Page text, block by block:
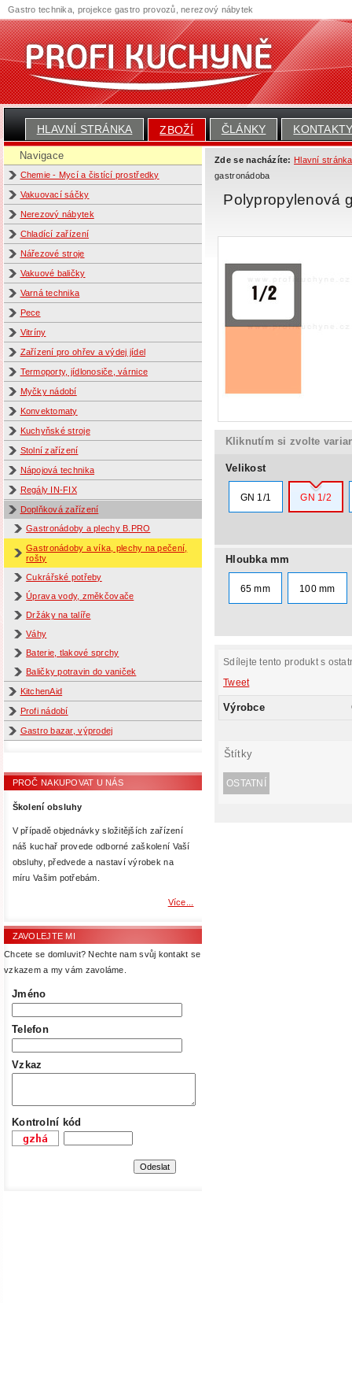
HLAVNÍ STRÁNKA ZBOŽÍ ČLÁNKY
Navigace
Chemie - Mycí a čistící prostředky
Vakuovací sáčky
Nerezový nábytek
Chladící zařízení
Nářezové stroje
Vakuové baličky
Varná technika
Pece
Vitríny
Zařízení pro ohřev a výdej jídel
Termoporty, jídlonosiče, várnice
Myčky nádobí
Konvektomaty
Kuchyňské stroje
Stolní zařízení
Nápojová technika
Regály IN-FIX
Doplňková zařízení
Gastronádoby a plechy B.PRO
Gastronádoby a víka, plechy na pečení,
rošty
Cukrářské potřeby
Úprava vody, změkčovače
Držáky na talíře
Váhy
Baterie, tlakové sprchy
Baličky potravin do vaniček
KitchenAid
Profi nádobí
Gastro bazar, výprodej
PROČ NAKUPOVAT U NÁS
Školení obsluhy
V případě objednávky složitějších zařízení
náš kuchař provede odborné zaškolení Vaší
obsluhy, předvede a nastaví výrobek na
míru Vašim potřebám.
Více...
ZAVOLEJTE MI
Chcete se domluvit? Nechte nam svůj kontakt se
vzkazem a my vám zavoláme.
Jméno
Telefon
Vzkaz
Kontrolní kód
Zde se nacházíte: Hlavní stránka
gastronádoba
Polypropylenová
Kliknutím si zvolte
Velikost
GN 1/1 GN 1/2
Hloubka mm
65 mm 100 mm
Sdílejte tento produkt s
Tweet
Výrobce
Štítky
OSTATNÍ
Gastro technika, projekce gastro provozů, nerezový nábytek